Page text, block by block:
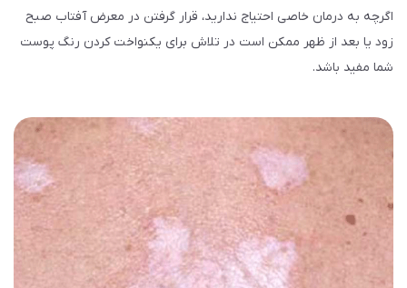
اگرچه به درمان خاصی احتیاج ندارید، قرار گرفتن در معرض آفتاب صبح
زود یا بعد از ظهر ممکن است در تلاش برای یکنواخت کردن رنگ پوست
شما مفید باشد.